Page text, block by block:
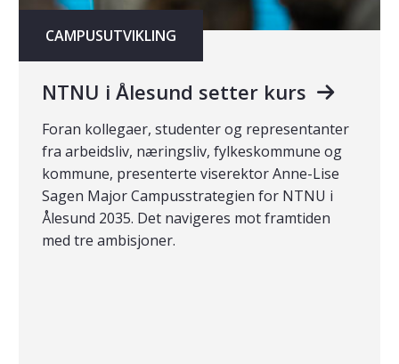
CAMPUSUTVIKLING
NTNU i Ålesund setter kurs
Foran kollegaer, studenter og representanter
fra arbeidsliv, næringsliv, fylkeskommune og
kommune, presenterte viserektor Anne-Lise
Sagen Major Campusstrategien for NTNU i
Ålesund 2035. Det navigeres mot framtiden
med tre ambisjoner.